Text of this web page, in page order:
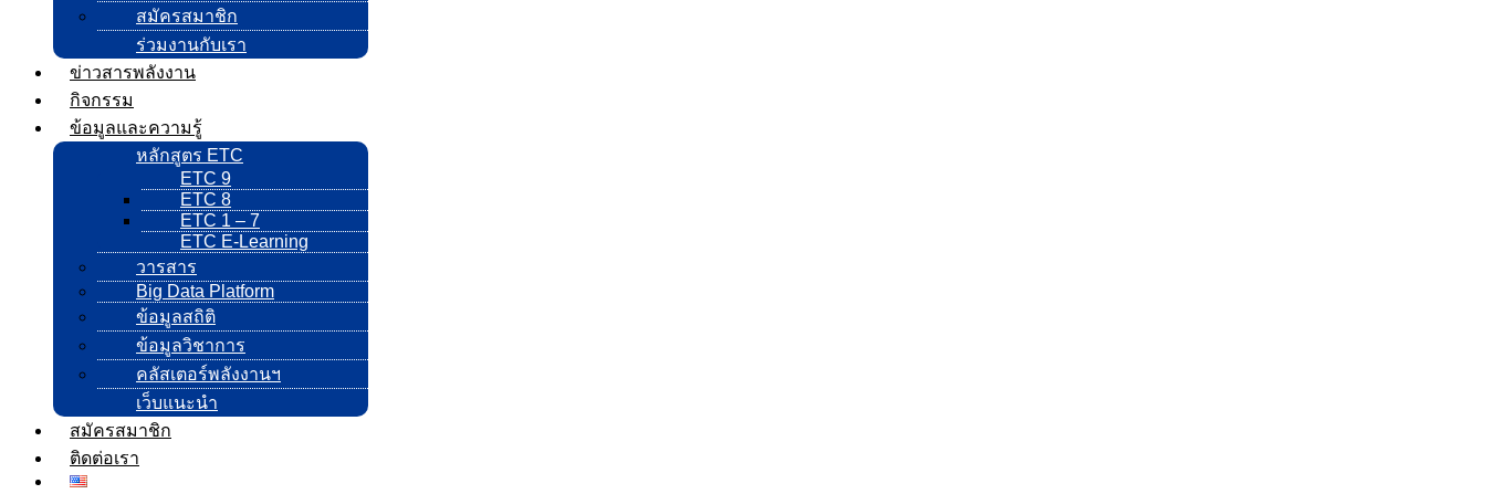
สมัครสมาชิก
ร่วมงานกับเรา
ข่าวสารพลังงาน
กิจกรรม
ข้อมูลและความรู้
หลักสูตร ETC
ETC 9
ETC 8
ETC 1 – 7
ETC E-Learning
วารสาร
Big Data Platform
ข้อมูลสถิติ
ข้อมูลวิชาการ
คลัสเตอร์พลังงานฯ
เว็บแนะนำ
สมัครสมาชิก
ติดต่อเรา